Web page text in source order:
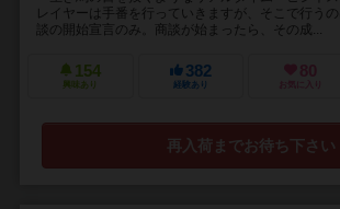
レイヤーは手番を行っていきますが、そこで行うの
談の開始宣言のみ。商談が始まったら、その成...
154
興味あり
382
経験あり
80
お気に入り
再入荷までお待ち下さい